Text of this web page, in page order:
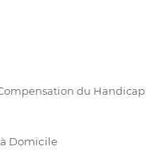
du Handicap
Domicile